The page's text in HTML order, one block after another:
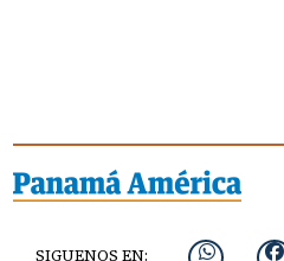
SIGUENOS EN: